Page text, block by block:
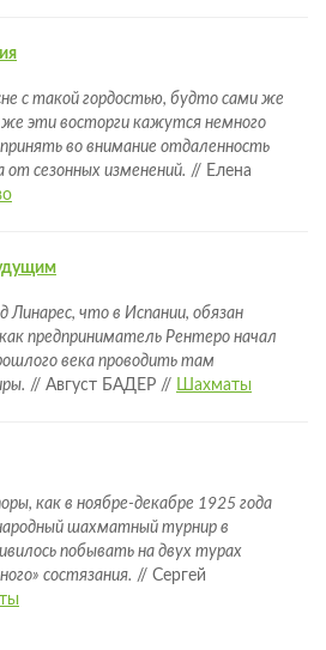
с такой гордостью, будто сами же
эти восторги кажутся немного
во внимание отдаленность
от сезонных изменений. // Елена
Линарес, что в Испании, обязан
предприниматель Рентеро начал
века проводить там
// Август БАДЕР // Шахматы
как в ноябре-декабре 1925 года
шахматный турнир в
побывать на двух турах
состязания. // Сергей